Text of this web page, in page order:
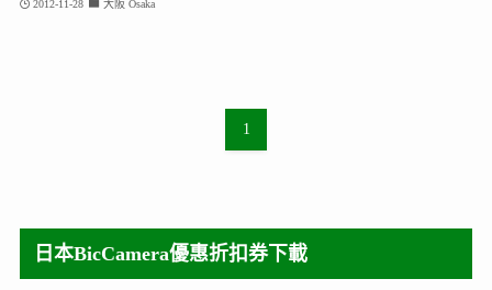
2012-11-28 大阪 Osaka
1
日本BicCamera優惠折扣券下載